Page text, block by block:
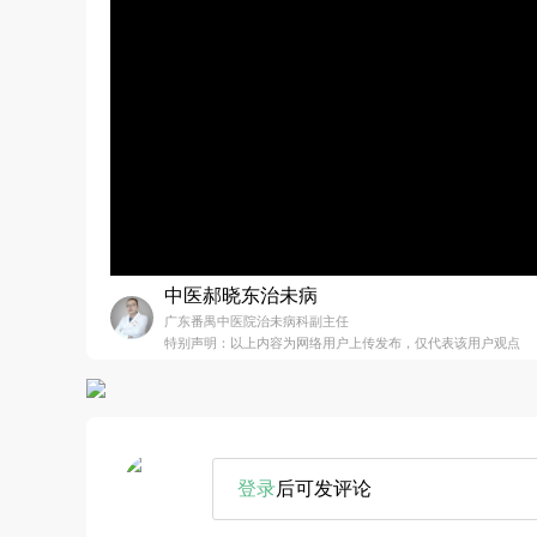
中医郝晓东治未病
广东番禺中医院治未病科副主任
特别声明：以上内容为网络用户上传发布，仅代表该用户观点
登录后可发评论